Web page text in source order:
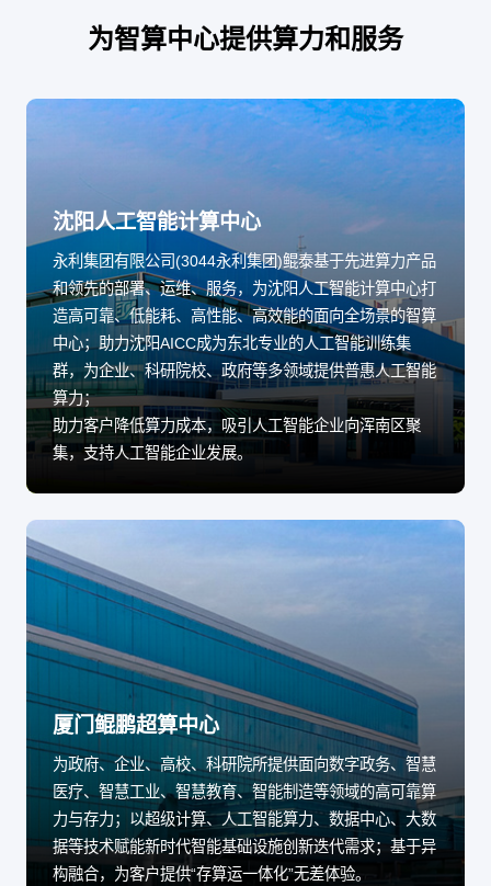
为智算中心提供算力和服务
沈阳人工智能计算中心
永利集团有限公司(3044永利集团)鲲泰基于先进算力产品
和领先的部署、运维、服务，为沈阳人工智能计算中心打
造高可靠、低能耗、高性能、高效能的面向全场景的智算
中心；助力沈阳AICC成为东北专业的人工智能训练集
群，为企业、科研院校、政府等多领域提供普惠人工智能
算力；
助力客户降低算力成本，吸引人工智能企业向浑南区聚
集，支持人工智能企业发展。
厦门鲲鹏超算中心
为政府、企业、高校、科研院所提供面向数字政务、智慧
医疗、智慧工业、智慧教育、智能制造等领域的高可靠算
力与存力；以超级计算、人工智能算力、数据中心、大数
据等技术赋能新时代智能基础设施创新迭代需求；基于异
构融合，为客户提供“存算运一体化”无差体验。